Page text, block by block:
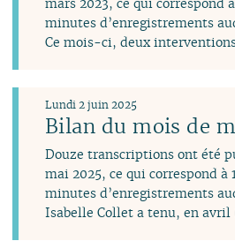
mars 2023, ce qui correspond
minutes d’enregistrements
Ce mois-ci, deux
Bilan du mois de
Lundi 2 juin 2025
Douze transcriptions ont été
mai 2025, ce qui correspond à
minutes d’enregistrements
Isabelle Collet a tenu, en avril